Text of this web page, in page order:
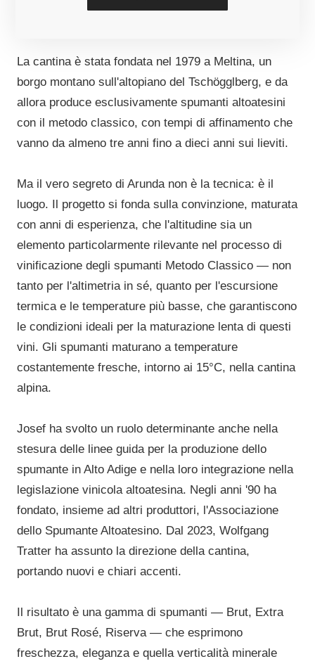
La cantina è stata fondata nel 1979 a Meltina, un
borgo montano sull'altopiano del Tschögglberg, e da
allora produce esclusivamente spumanti altoatesini
con il metodo classico, con tempi di affinamento che
vanno da almeno tre anni fino a dieci anni sui lieviti.
Ma il vero segreto di Arunda non è la tecnica: è il
luogo. Il progetto si fonda sulla convinzione, maturata
con anni di esperienza, che l'altitudine sia un
elemento particolarmente rilevante nel processo di
vinificazione degli spumanti Metodo Classico — non
tanto per l'altimetria in sé, quanto per l'escursione
termica e le temperature più basse, che garantiscono
le condizioni ideali per la maturazione lenta di questi
vini. Gli spumanti maturano a temperature
costantemente fresche, intorno ai 15°C, nella cantina
alpina.
Josef ha svolto un ruolo determinante anche nella
stesura delle linee guida per la produzione dello
spumante in Alto Adige e nella loro integrazione nella
legislazione vinicola altoatesina. Negli anni '90 ha
fondato, insieme ad altri produttori, l'Associazione
dello Spumante Altoatesino. Dal 2023, Wolfgang
Tratter ha assunto la direzione della cantina,
portando nuovi e chiari accenti.
Il risultato è una gamma di spumanti — Brut, Extra
Brut, Brut Rosé, Riserva — che esprimono
freschezza, eleganza e quella verticalità minerale